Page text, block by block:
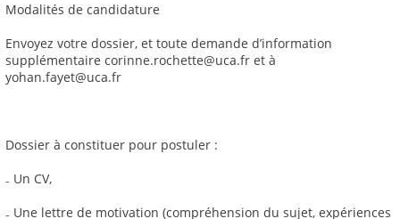
Modalités de candidature
Envoyez votre dossier, et toute demande d’information
supplémentaire corinne.rochette@uca.fr et à
yohan.fayet@uca.fr
Dossier à constituer pour postuler :
₋ Un CV,
₋ Une lettre de motivation (compréhension du sujet, expériences